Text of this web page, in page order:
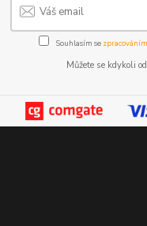
Souhlasím se
Můžete se kdykoli